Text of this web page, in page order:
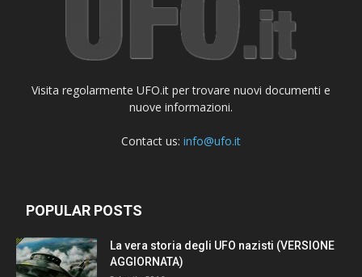
Visita regolarmente UFO.it per trovare nuovi documenti e
nuove informazioni.
Contact us: info@ufo.it
POPULAR POSTS
La vera storia degli UFO nazisti (VERSIONE
AGGIORNATA)